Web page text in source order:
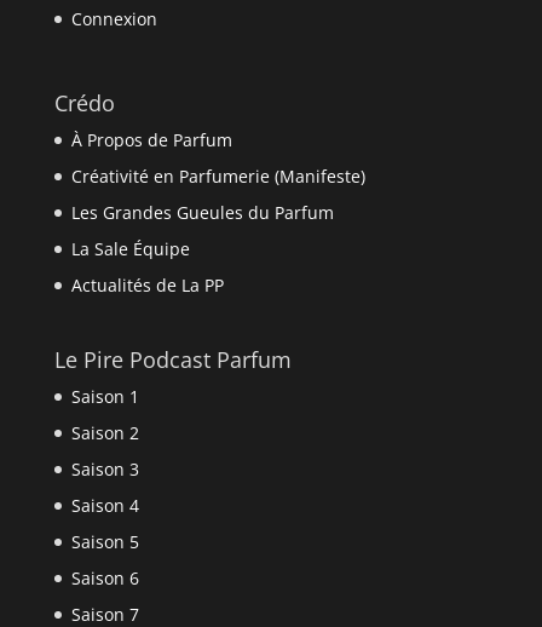
Connexion
Crédo
À Propos de Parfum
Créativité en Parfumerie (Manifeste)
Les Grandes Gueules du Parfum
La Sale Équipe
Actualités de La PP
Le Pire Podcast Parfum
Saison 1
Saison 2
Saison 3
Saison 4
Saison 5
Saison 6
Saison 7